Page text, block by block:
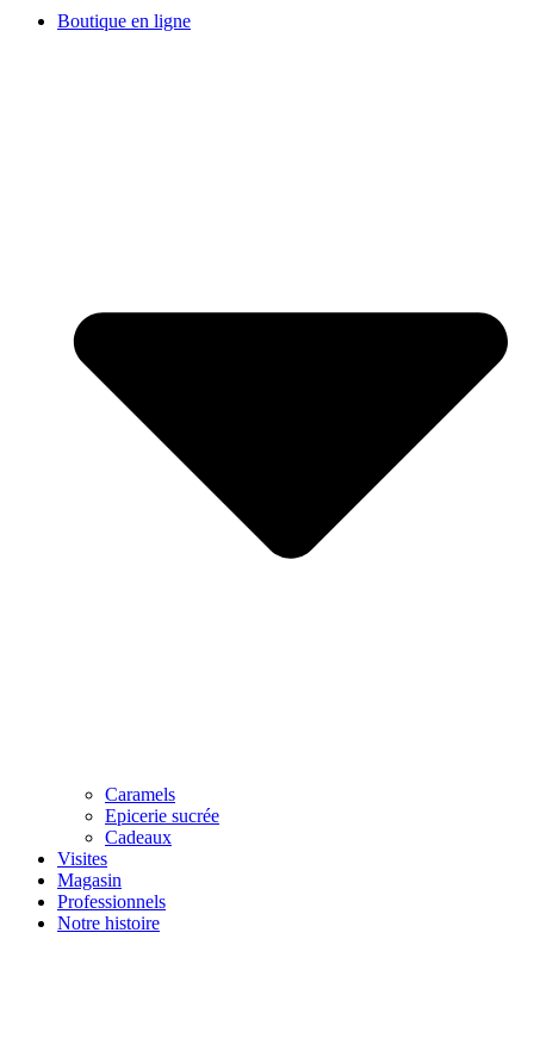
Boutique en ligne
Caramels
Epicerie sucrée
Cadeaux
Visites
Magasin
Professionnels
Notre histoire